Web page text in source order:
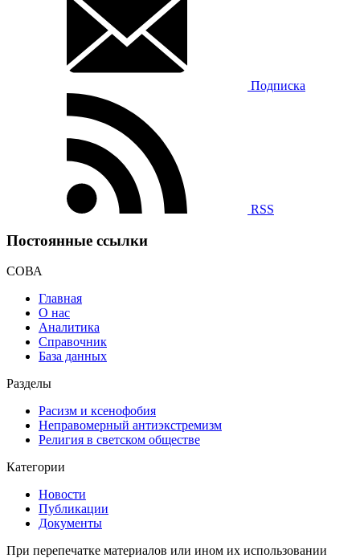
Подписка
RSS
Постоянные ссылки
СОВА
Главная
О нас
Аналитика
Справочник
База данных
Разделы
Расизм и ксенофобия
Неправомерный антиэкстремизм
Религия в светском обществе
Категории
Новости
Публикации
Документы
При перепечатке материалов или ином их использовании